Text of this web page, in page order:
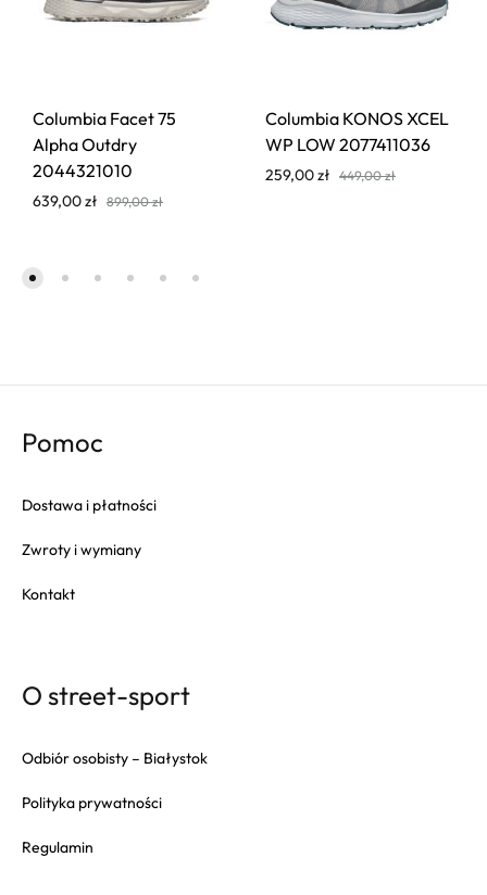
Columbia Facet 75
Alpha Outdry
2044321010
639,00zł 899,00zł
Columbia KONOS XCEL
WP LOW 2077411036
259,00zł 449,00zł
Pomoc
Dostawa i płatności
Zwroty i wymiany
Kontakt
O street-sport
Odbiór osobisty – Białystok
Polityka prywatności
Regulamin